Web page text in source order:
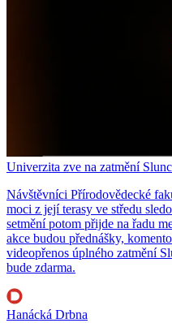
Univerzita zve na zatmění
Návštěvníci Přírodovědecké
moci z její terasy ve středu
setmění potom přijde na řadu
akce budou přednášky,
videopřenos úplného zatmění
bude zdarma.
Hanácká Drbna